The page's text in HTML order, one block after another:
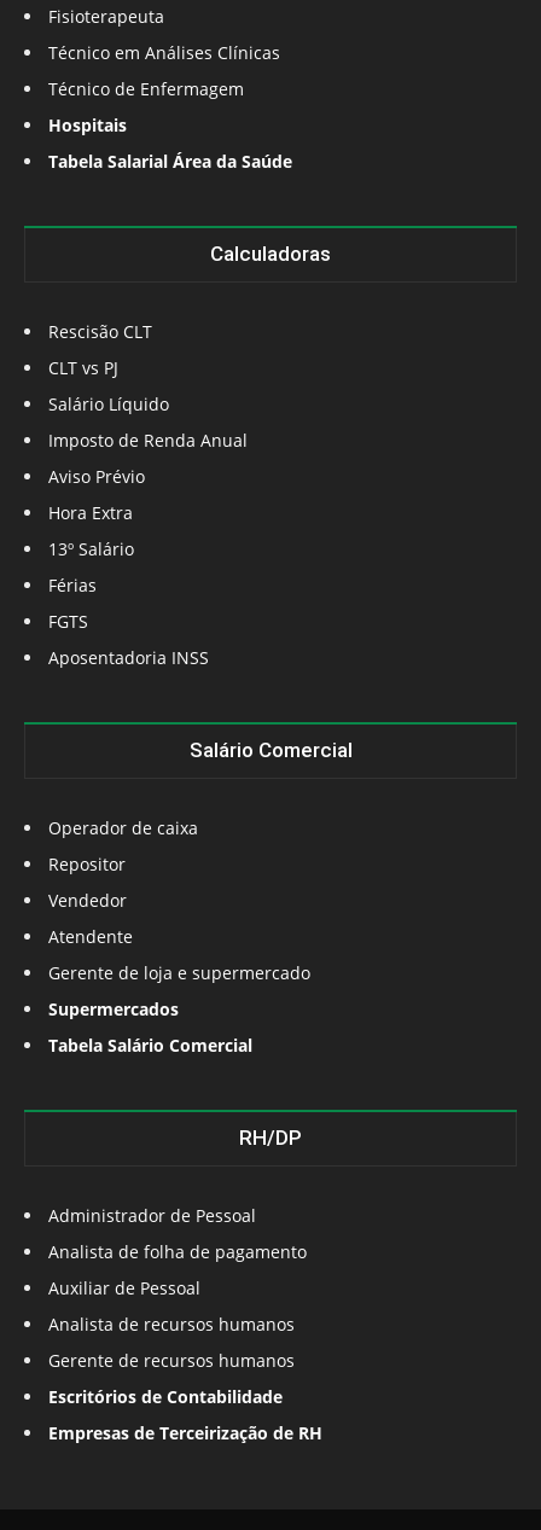
Fisioterapeuta
Técnico em Análises Clínicas
Técnico de Enfermagem
Hospitais
Tabela Salarial Área da Saúde
Calculadoras
Rescisão CLT
CLT vs PJ
Salário Líquido
Imposto de Renda Anual
Aviso Prévio
Hora Extra
13º Salário
Férias
FGTS
Aposentadoria INSS
Salário Comercial
Operador de caixa
Repositor
Vendedor
Atendente
Gerente de loja e supermercado
Supermercados
Tabela Salário Comercial
RH/DP
Administrador de Pessoal
Analista de folha de pagamento
Auxiliar de Pessoal
Analista de recursos humanos
Gerente de recursos humanos
Escritórios de Contabilidade
Empresas de Terceirização de RH